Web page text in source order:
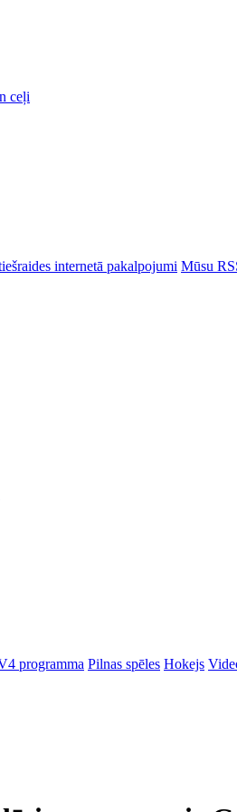
ceļi
internetā pakalpojumi Mūsu
programma Pilnas spēles Hokejs